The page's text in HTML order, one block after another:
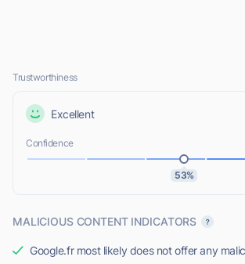
Trustworthiness
Excellent
Confidence
53%
MALICIOUS CONTENT INDICATORS
Google.fr most likely does not offer any